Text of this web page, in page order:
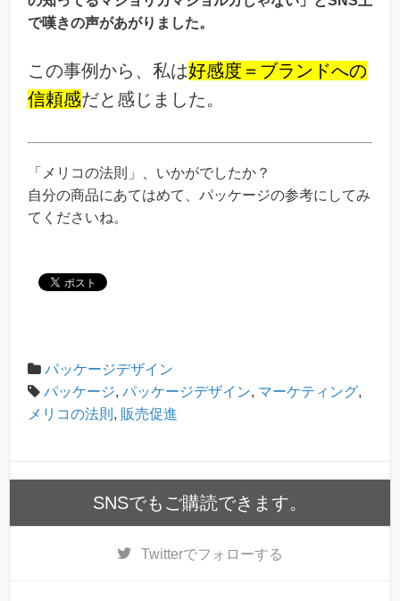
で嘆きの声があがりました。
この事例から、私は好感度＝ブランドへの
信頼感だと感じました。
「メリコの法則」、いかがでしたか？
自分の商品にあてはめて、パッケージの参考にしてみ
てくださいね。
パッケージデザイン
パッケージ, パッケージデザイン, マーケティング,
メリコの法則 , 販売促進
SNSでもご購読できます。
Twitterでフォローする